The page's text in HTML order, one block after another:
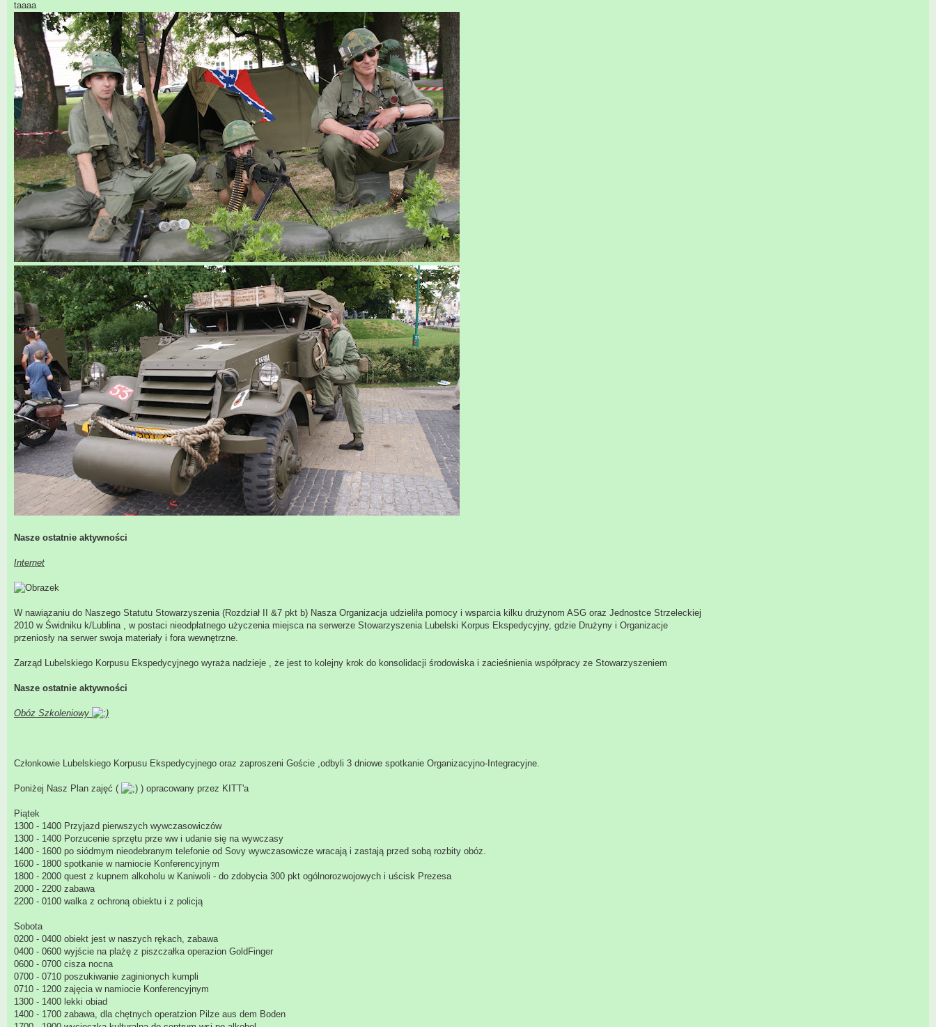
taaaa
Nasze ostatnie aktywności
Internet
W nawiązaniu do Naszego Statutu Stowarzyszenia (Rozdział II &7 pkt b) Nasza Organizacja udzieliła pomocy i wsparcia kilku drużynom ASG oraz Jednostce Strzeleckiej
2010 w Świdniku k/Lublina , w postaci nieodpłatnego użyczenia miejsca na serwerze Stowarzyszenia Lubelski Korpus Ekspedycyjny, gdzie Drużyny i Organizacje
przeniosły na serwer swoja materiały i fora wewnętrzne.
Zarząd Lubelskiego Korpusu Ekspedycyjnego wyraża nadzieje , że jest to kolejny krok do konsolidacji środowiska i zacieśnienia współpracy ze Stowarzyszeniem
Nasze ostatnie aktywności
Obóz Szkoleniowy
Członkowie Lubelskiego Korpusu Ekspedycyjnego oraz zaproszeni Goście ,odbyli 3 dniowe spotkanie Organizacyjno-Integracyjne.
Poniżej Nasz Plan zajęć ( ) opracowany przez KITT'a
Piątek
1300 - 1400 Przyjazd pierwszych wywczasowiczów
1300 - 1400 Porzucenie sprzętu prze ww i udanie się na wywczasy
1400 - 1600 po siódmym nieodebranym telefonie od Sovy wywczasowicze wracają i zastają przed sobą rozbity obóz.
1600 - 1800 spotkanie w namiocie Konferencyjnym
1800 - 2000 quest z kupnem alkoholu w Kaniwoli - do zdobycia 300 pkt ogólnorozwojowych i uścisk Prezesa
2000 - 2200 zabawa
2200 - 0100 walka z ochroną obiektu i z policją
Sobota
0200 - 0400 obiekt jest w naszych rękach, zabawa
0400 - 0600 wyjście na plażę z piszczałka operazion GoldFinger
0600 - 0700 cisza nocna
0700 - 0710 poszukiwanie zaginionych kumpli
0710 - 1200 zajęcia w namiocie Konferencyjnym
1300 - 1400 lekki obiad
1400 - 1700 zabawa, dla chętnych operatzion Pilze aus dem Boden